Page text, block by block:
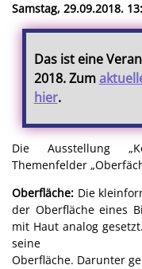
Samstag, 29.09.2018.
Das ist eine
2018. Zum
hier.
Die Ausstellung
Themenfelder
Oberfläche: Die
der Oberfläche eines
mit Haut analog
seine
Oberfläche. Darunter